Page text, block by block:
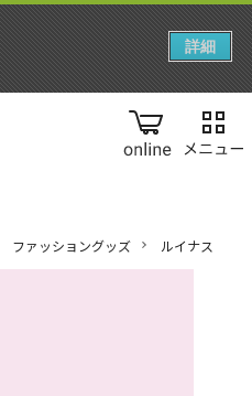
online
ファッショングッズ ルイナス
詳細